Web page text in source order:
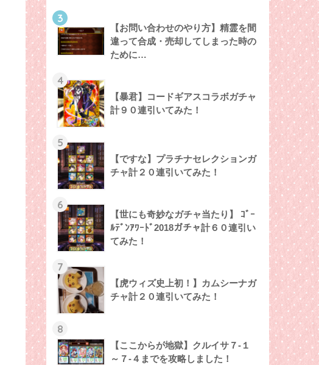
3
【お問い合わせのやり方】精霊を間
違って合成・売却してしまった時の
ために…
4
【暴君】コードギアスコラボガチャ
計９０連引いてみた！
5
【ですな】プラチナセレクションガ
チャ計２０連引いてみた！
6
【世にも奇妙なガチャ当たり】 ｺﾞｰ
ﾙﾃﾞﾝｱﾜｰﾄﾞ2018ガチャ計６０連引い
てみた！
7
【虎ウィズ史上初！】カムシーナガ
チャ計２０連引いてみた！
8
【ここからが地獄】クルイサ７-１
～７-４までを攻略しました！